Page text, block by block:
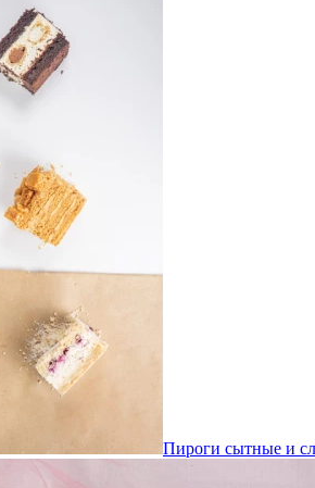
Пироги сытные и